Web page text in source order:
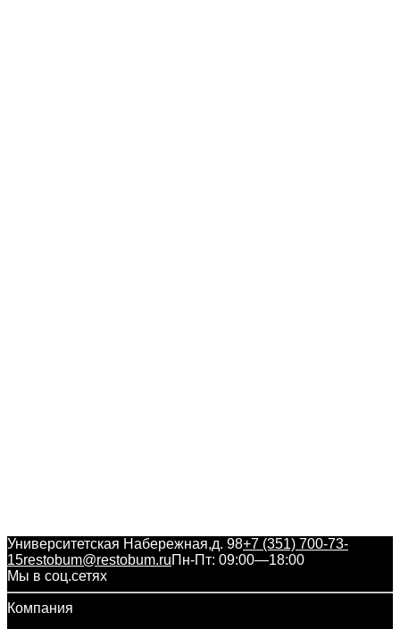
Университетская Набережная,д. 98+7 (351) 700-73-
15restobum@restobum.ruПн-Пт: 09:00—18:00
Мы в соц.сетях
Компания